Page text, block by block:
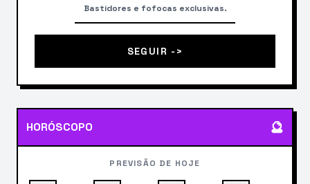
Bastidores e fofocas exclusivas.
SEGUIR ->
HORÓSCOPO 🔮
PREVISÃO DE HOJE